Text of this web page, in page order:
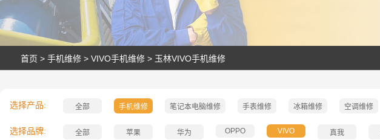
首页 > 手机维修> VIVO手机维修> 玉林VIVO手机维修
选择产品: 全部 手机维修 笔记本电脑维修 手表维修 冰箱维修 空调维修
选择品牌: 全部 苹果 华为 OPPO VIVO 真我